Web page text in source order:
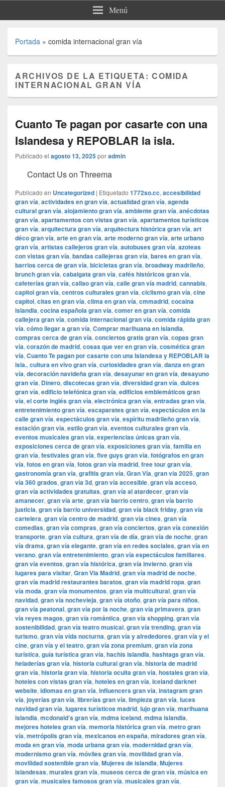
Menú
Portada » comida internacional gran vía
ARCHIVOS DE LA ETIQUETA:COMIDA
INTERNACIONAL GRAN VÍA
Cuanto Te pagan por casarte con una
Islandesa y REPOBLAR la isla.
Publicado el agosto 13, 2025poradmin
Contact Us on Threema
Publicado en Uncategorized | Etiquetado 1772so.cc, accesibilidad
gran vía, actividades en gran vía, actualidad gran vía, agenda
cultural gran vía, alojamiento gran vía, ambiente gran vía, anécdotas
gran vía, apartamentos con vistas gran vía, apartamentos turísticos
gran vía, arquitectura gran vía, arquitectura histórica gran vía, art
déco gran vía, arte en gran vía, arte moderno gran vía, arte urbano
gran vía, artistas callejeros gran vía, autobuses gran vía, azoteas
con vistas gran vía, bandas callejeras gran vía, bares en gran vía,
barrios cerca de gran vía, bicicletas gran vía, broadway madrileño,
brunch gran vía, cabalgata gran vía, cafés históricos gran vía,
cafeterías gran vía, callao gran vía, calle gran vía madrid, cannabis,
capitol gran vía, centros culturales gran vía, ciclismo gran vía, cine
capitol, citas en gran vía, clima en gran vía, cmmadrid, cocaina
islandia, cocina española gran vía, comer en gran vía, comida
callejera gran vía, comida internacional gran vía, comida rápida gran
vía, cómo llegar a gran vía, Comprar marihuana en islandia,
compras cerca de gran vía, conciertos gratis gran vía, copas gran
vía, corazón de madrid, cosas que ver en gran vía, cosmética gran
vía, Cuanto Te pagan por casarte con una Islandesa y REPOBLAR la
isla., cultura en vivo gran vía, curiosidades gran vía, danza en gran
vía, decoración navideña gran vía, desayunar en gran vía, desayuno
gran vía, Dinero, discotecas gran vía, diversidad gran vía, dulces
gran vía, edificio telefónica gran vía, edificios emblemáticos gran
vía, el corte inglés gran vía, electrónica gran vía, entradas gran vía,
entretenimiento gran vía, escaparates gran vía, espectáculos en la
calle gran vía, espectáculos gran vía, espíritu madrileño gran vía,
estación gran vía, estilo gran vía, eventos culturales gran vía,
eventos musicales gran vía, experiencias únicas gran vía,
exposiciones cerca de gran vía, exposiciones gran vía, familia en
gran vía, festivales gran vía, five guys gran vía, fotógrafos en gran
vía, fotos en gran vía, fotos gran vía madrid, free tour gran vía,
gastronomía gran vía, grafitis gran vía, Gran Vía, gran vía 2025, gran
vía 360 grados, gran vía 3d, gran vía accesible, gran vía acceso,
gran vía actividades gratuitas, gran vía al atardecer, gran vía
amanecer, gran vía arte, gran vía barrio centro, gran vía barrio
justicia, gran vía barrio universidad, gran vía black friday, gran vía
cartelera, gran vía centro de madrid, gran vía cines, gran vía
comedias, gran vía compras, gran vía conciertos, gran vía conexión
transporte, gran vía cultura, gran vía de día, gran vía de noche, gran
vía drama, gran vía elegante, gran vía en redes sociales, gran vía en
verano, gran vía entretenimiento, gran vía espectáculos familiares,
gran vía eventos, gran vía histórica, gran vía invierno, gran vía
lugares para visitar, ​​Gran Via Madrid, gran vía madrid de noche,
gran vía madrid restaurantes baratos, gran vía madrid ropa, gran
vía moda, gran vía monumentos, gran vía multicultural, gran vía
navidad, gran vía nochevieja, gran vía otoño, gran vía para niños,
gran vía peatonal, gran vía por la noche, gran vía primavera, gran
vía reyes magos, gran vía romántica, gran vía shopping, gran vía
sostenibilidad, gran vía teatro musical, gran vía trending, gran vía
turismo, gran vía vida nocturna, gran vía y alrededores, gran vía y el
cine, gran vía y el teatro, gran vía zona premium, gran vía zona
turística, guía turística gran vía, hachis islandia, hashtags gran vía,
heladerías gran vía, historia cultural gran vía, historia de madrid
gran vía, historia gran vía, historia oculta gran vía, hostales gran vía,
hoteles con vistas gran vía, hoteles en gran vía, Iceland darknet
website, idiomas en gran vía, influencers gran vía, instagram gran
vía, joyerías gran vía, librerías gran vía, limpieza gran vía, luces
navidad gran vía, lugares turísticos madrid, lujo gran vía, marihuana
islandia, mcdonald’s gran vía, mdma iceland, mdma islandia,
mejores hoteles gran vía, memoria histórica gran vía, metro gran
vía, metrópolis gran vía, mexicanos en españa, miradores gran vía,
moda en gran vía, moda urbana gran vía, modernidad gran vía,
modernismo gran vía, móviles gran vía, movilidad gran vía,
movilidad sostenible gran vía, Mujeres de islandia, Mujeres
islandesas, murales gran vía, museos cerca de gran vía, música en
gran vía, musicales famosos gran vía, musicales gran vía,